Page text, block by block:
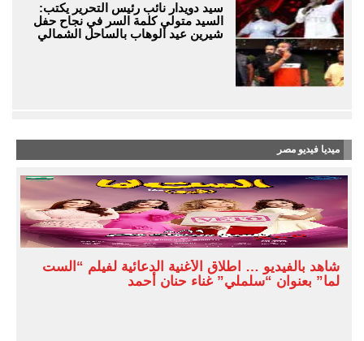
سيد دويدار نائب رئيس التحرير يكتب:
السيد متولي كلمة السر في نجاح حفل
شيرين عيد الوهاب بالساحل الشمالي
ميديا فيديو مصر
شاهد بالفيديو … اطلاق الأغنية الدعائية لفيلم “الست
لما” بعنوان “سلملي” غناء حنان أحمد